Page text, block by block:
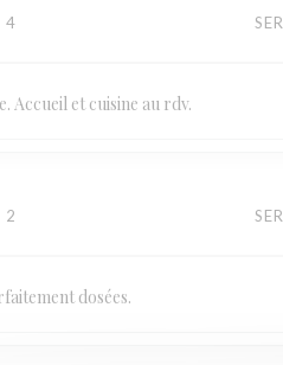
4
Accueil et cuisine au rdv.
2
dosées.